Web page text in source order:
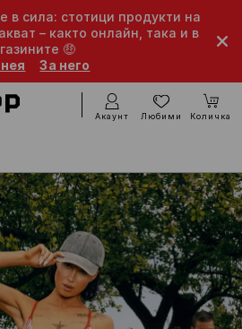
в сила: стотици продукти на
– както онлайн, така и в
🤑
За него
Акаунт Любими Количка